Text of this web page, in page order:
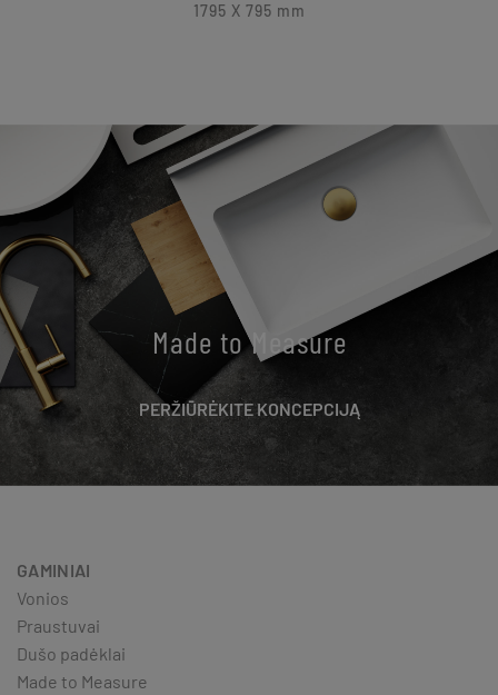
1795 X 795 mm
Made to Measure
PERŽIŪRĖKITE KONCEPCIJĄ
GAMINIAI
Vonios
Praustuvai
Dušo padėklai
Made to Measure